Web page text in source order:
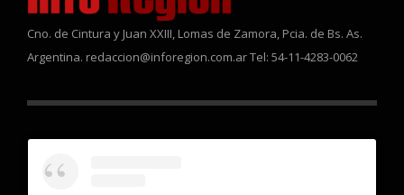
Cno. de Cintura y Juan XXIII, Lomas de Zamora, Pcia. de Bs. As.
Argentina. redaccion@inforegion.com.ar Tel: 54-11-4283-0062